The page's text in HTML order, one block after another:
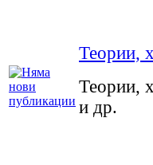
Теории,
Теории,
и др.